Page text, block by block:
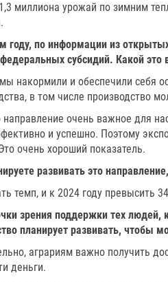
миллиона урожай по зимним
году, по информации из
субсидий. Какой
накормили и обеспечили себя
в том числе производство
очень важное для
и успешно. Поэтому
очень хороший показатель.
развивать это
темп, и к 2024 году превысить
зрения поддержки тех людей,
планирует развивать,
аграриям важно получить
деньги.